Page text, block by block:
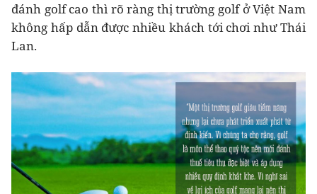
đánh golf cao thì rõ ràng thị trường golf ở Việt Nam
không hấp dẫn được nhiều khách tới chơi như Thái
Lan.